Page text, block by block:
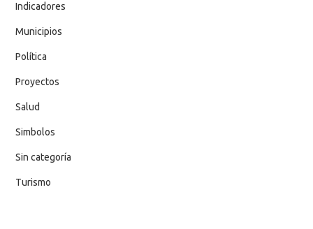
Indicadores
Municipios
Política
Proyectos
Salud
Simbolos
Sin categoría
Turismo